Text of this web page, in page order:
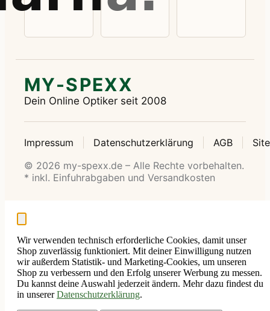
MY-SPEXX
Dein Online Optiker seit 2008
Impressum Datenschutzerklärung AGB
© 2026 my-spexx.de – Alle Rechte vorbehalten.
* inkl. Einfuhrabgaben und Versandkosten
Wir verwenden technisch erforderliche Cookies, damit unser
Shop zuverlässig funktioniert. Mit deiner Einwilligung nutzen
wir außerdem Statistik- und Marketing-Cookies, um unseren
Shop zu verbessern und den Erfolg unserer Werbung zu messen.
Du kannst deine Auswahl jederzeit ändern. Mehr dazu findest du
in unsererDatenschutzerklärung.